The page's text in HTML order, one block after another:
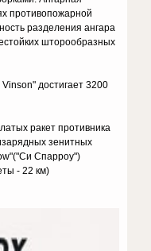
противопожарной
разделения ангара
шторообразных
достигает 3200
ракет противника
зенитных
Спарроу")
- 22 км)